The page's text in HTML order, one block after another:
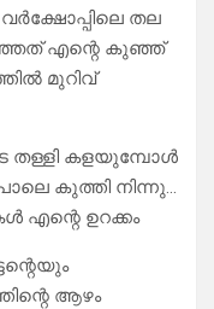
തല
എന്റെ കുഞ്ഞ്
മുറിവ്
തള്ളി കളയുമ്പോൾ
കുത്തി നിന്നു…
എന്റെ ഉറക്കം
ആഴം